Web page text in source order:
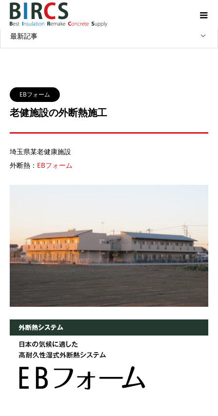
WORKS 施工実績
最新記事
EBフォーム
老健施設の外断熱施工
埼玉県某老健康施設
外断熱： EBフォーム